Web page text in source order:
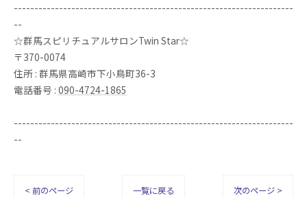
--------------------------------------------------------------------
--
☆群馬スピリチュアルサロンTwin Star☆
〒370-0074
住所 : 群馬県高崎市下小鳥町36-3
電話番号 : 090-4724-1865
--------------------------------------------------------------------
--
< 前のページ 一覧に戻る 次のページ >